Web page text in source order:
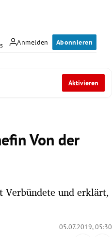
Anmelden Abonnieren
Aktivieren
Von der
Verbündete und erklärt,
05.07.2019, 05:30